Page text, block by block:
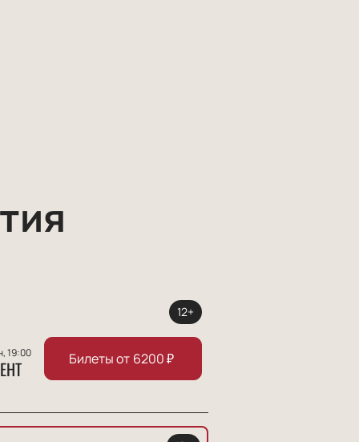
19:00
12+
Билеты от 6200₽